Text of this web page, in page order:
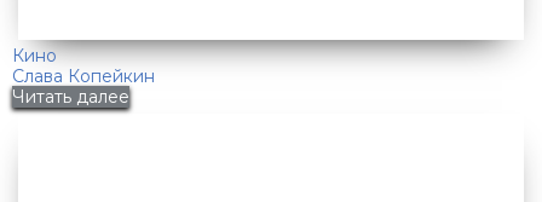
Кино
Слава Копейкин
Читать далее